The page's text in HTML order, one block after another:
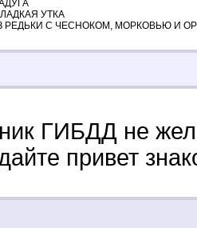
УТКА
РЕДЬКИ С ЧЕСНОКОМ, МОРКОВЬЮ И
ГИБДД не
привет